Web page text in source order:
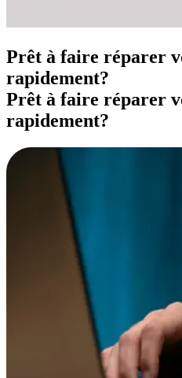
Prêt à faire réparer
rapidement?
Prêt à faire réparer
rapidement?